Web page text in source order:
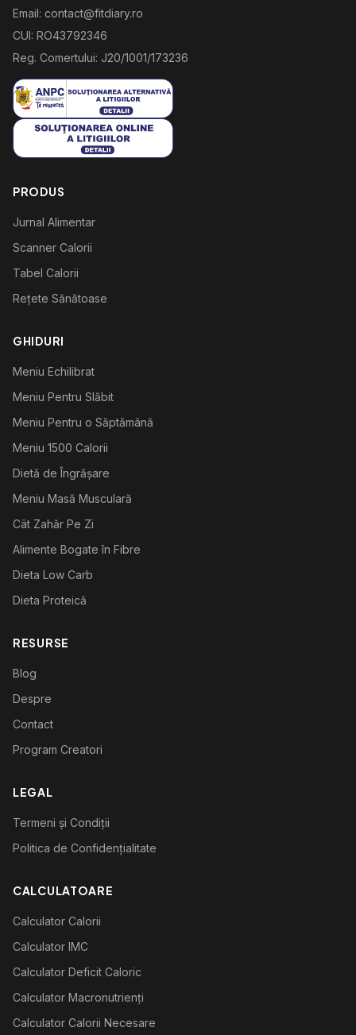
Email: contact@fitdiary.ro
CUI: RO43792346
Reg. Comertului: J20/1001/173236
PRODUS
Jurnal Alimentar
Scanner Calorii
Tabel Calorii
Rețete Sănătoase
GHIDURI
Meniu Echilibrat
Meniu Pentru Slăbit
Meniu Pentru o Săptămână
Meniu 1500 Calorii
Dietă de Îngrășare
Meniu Masă Musculară
Cât Zahăr Pe Zi
Alimente Bogate în Fibre
Dieta Low Carb
Dieta Proteică
RESURSE
Blog
Despre
Contact
Program Creatori
LEGAL
Termeni și Condiții
Politica de Confidențialitate
CALCULATOARE
Calculator Calorii
Calculator IMC
Calculator Deficit Caloric
Calculator Macronutrienți
Calculator Calorii Necesare